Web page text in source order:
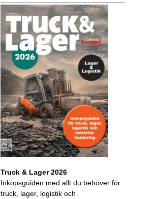
Truck & Lager 2026
Inköpsguiden med allt du behöver för
truck, lager, logistik och